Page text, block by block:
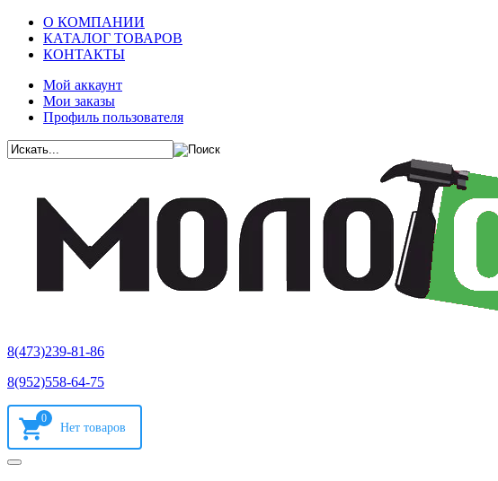
О КОМПАНИИ
КАТАЛОГ ТОВАРОВ
КОНТАКТЫ
Мой аккаунт
Мои заказы
Профиль пользователя
8(473)239-81-86
8(952)558-64-75
0